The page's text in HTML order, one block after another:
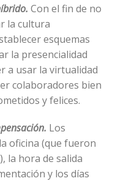
Con el fin de no
la cultura
esquemas
la presencialidad
a usar la virtualidad
colaboradores bien
y felices.
Los
oficina (que fueron
la hora de salida
y los días